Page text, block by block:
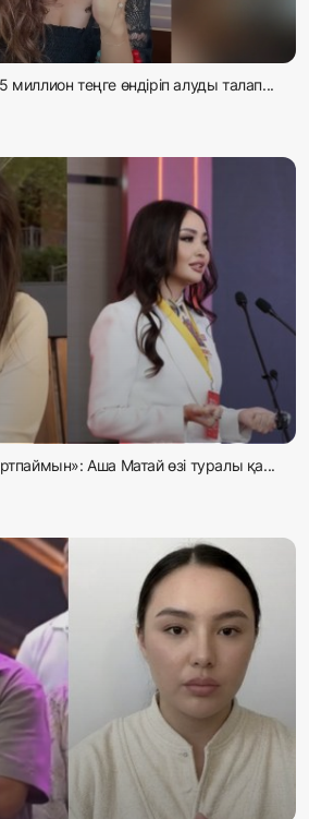
теңге өндіріп алуды талап...
Аша Матай өзі туралы қа...